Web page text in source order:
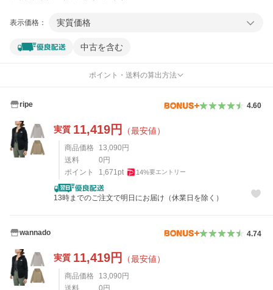
表示価格： 実質価格
中古を含む
ポイント・送料の算出方法
ripe 4.60
実質 11,419円 （最安値）
商品価格 13,090 円
送料
0 円
ポイント
1,671pt 14%要エントリー
13時までのご注文で明日にお届け（休業日を除く）
wannado 4.74
実質 11,419円 （最安値）
商品価格 13,090円
送料
0円